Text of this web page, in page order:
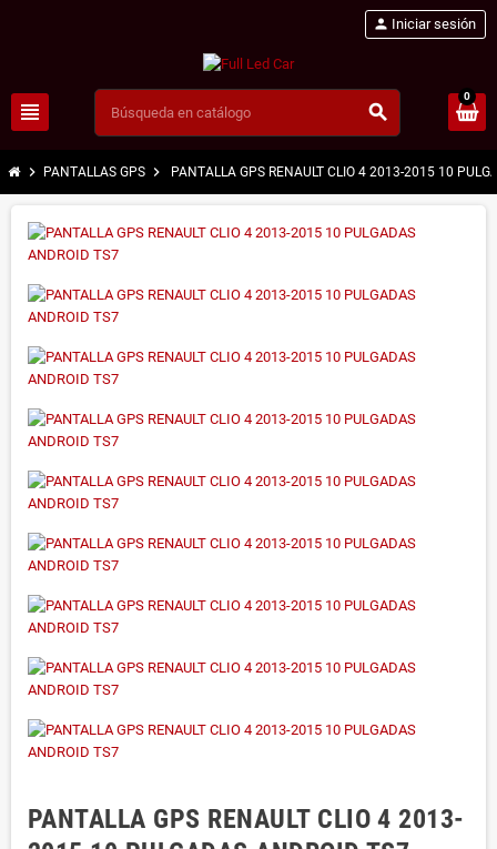
view_headline search
person Iniciar sesión
0
chevron_right PANTALLAS GPS chevron_right PANTALLA GPS RENAULT CLIO 4 2013-2015 10
PANTALLA GPS RENAULT CLIO 4 2013-